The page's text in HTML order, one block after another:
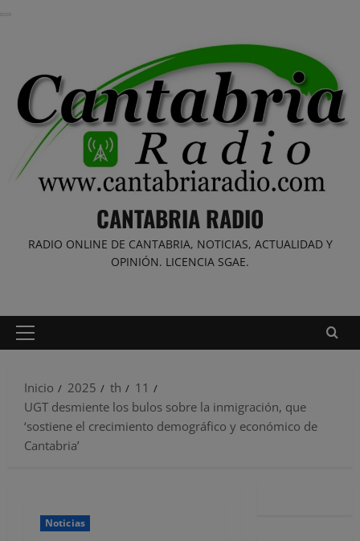
CANTABRIA RADIO
RADIO ONLINE DE CANTABRIA, NOTICIAS, ACTUALIDAD Y
OPINIÓN. LICENCIA SGAE.
Menú
Inicio
2025 th
11
UGT desmiente los bulos sobre la inmigración, que
‘sostiene el crecimiento demográfico y económico de
Cantabria’
Noticias